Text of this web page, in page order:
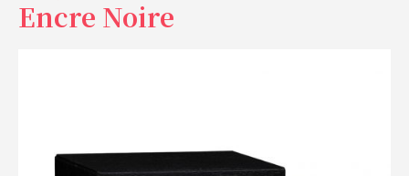
Encre Noire